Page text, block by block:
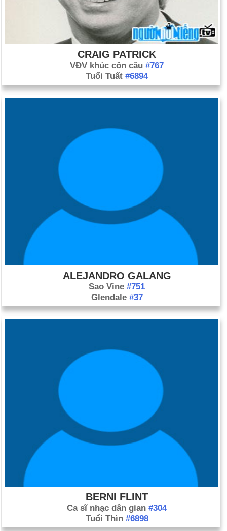
CRAIG PATRICK
VĐV khúc côn cầu #767
Tuổi Tuất #6894
ALEJANDRO GALANG
Sao Vine #751
Glendale #37
BERNI FLINT
Ca sĩ nhạc dân gian #304
Tuổi Thìn #6898